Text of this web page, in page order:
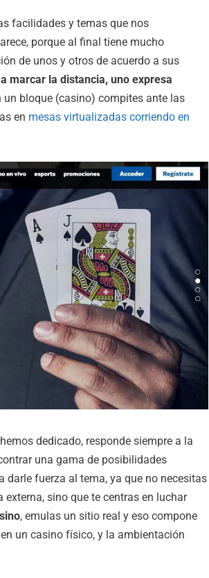
facilidades y temas que nos
porque al final tiene mucho
de unos y otros de acuerdo a sus
marcar la distancia, uno expresa
un bloque (casino) compites ante las
en mesas virtualizadas corriendo en
dedicado, responde siempre a la
una gama de posibilidades
darle fuerza al tema, ya que no necesitas
sino que te centras en luchar
, emulas un sitio real y eso compone
un casino físico, y la ambientación